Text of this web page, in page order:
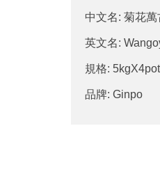
中文名: 菊花
英文名:
規格: 5kgX4pot
品牌: Ginpo